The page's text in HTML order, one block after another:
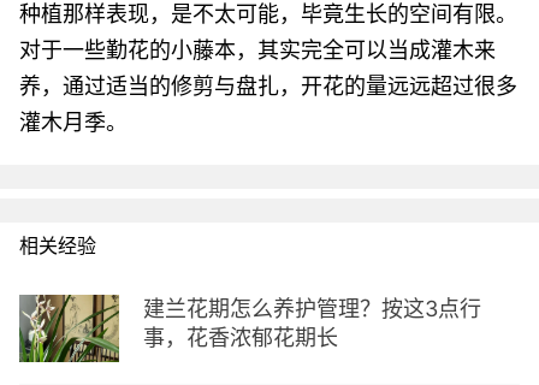
种植那样表现，是不太可能，毕竟生长的空间有限。
对于一些勤花的小藤本，其实完全可以当成灌木来
养，通过适当的修剪与盘扎，开花的量远远超过很多
灌木月季。
相关经验
建兰花期怎么养护管理？按这3点行
事，花香浓郁花期长